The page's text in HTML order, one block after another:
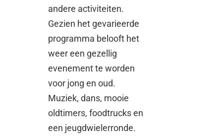
andere activiteiten.
Gezien het gevarieerde
programma belooft het
weer een gezellig
evenement te worden
voor jong en oud.
Muziek, dans, mooie
oldtimers, foodtrucks en
een jeugdwielerronde.